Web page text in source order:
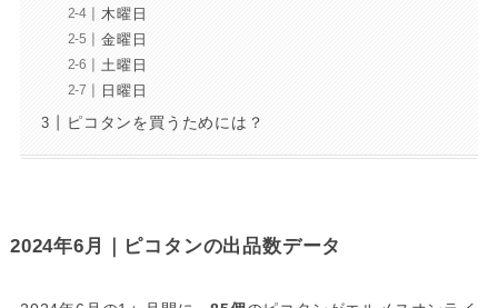
木曜日
金曜日
土曜日
日曜日
ピコタンを買うためには？
2024年6月｜ピコタンの出品数データ